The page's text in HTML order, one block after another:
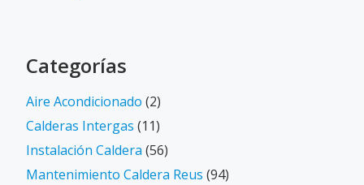
Categorías
Aire Acondicionado (2)
Calderas Intergas (11)
Instalación Caldera (56)
Mantenimiento Caldera Reus (94)